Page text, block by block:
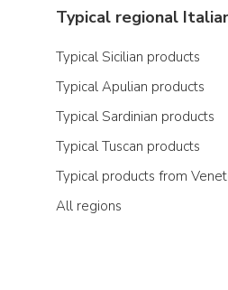
Typical regional
Typical Sicilian products
Typical Apulian products
Typical Sardinian products
Typical Tuscan products
Typical products from
All regions